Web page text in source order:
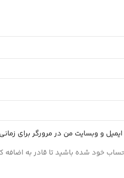
ایمیل و وبسایت من در مرورگر برای
حساب خود شده باشید تا قادر به اضافه